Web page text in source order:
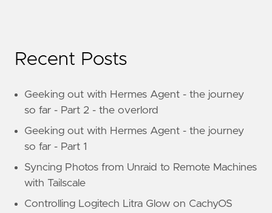
Recent Posts
Geeking out with Hermes Agent - the journey
so far - Part 2 - the overlord
Geeking out with Hermes Agent - the journey
so far - Part 1
Syncing Photos from Unraid to Remote Machines
with Tailscale
Controlling Logitech Litra Glow on CachyOS